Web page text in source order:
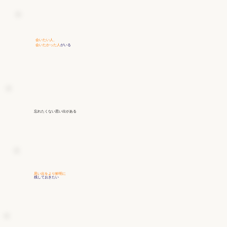
会いたい人、
会いたかった人がいる
思い出をより鮮明に
残しておきたい
忘れたくない思い出がある